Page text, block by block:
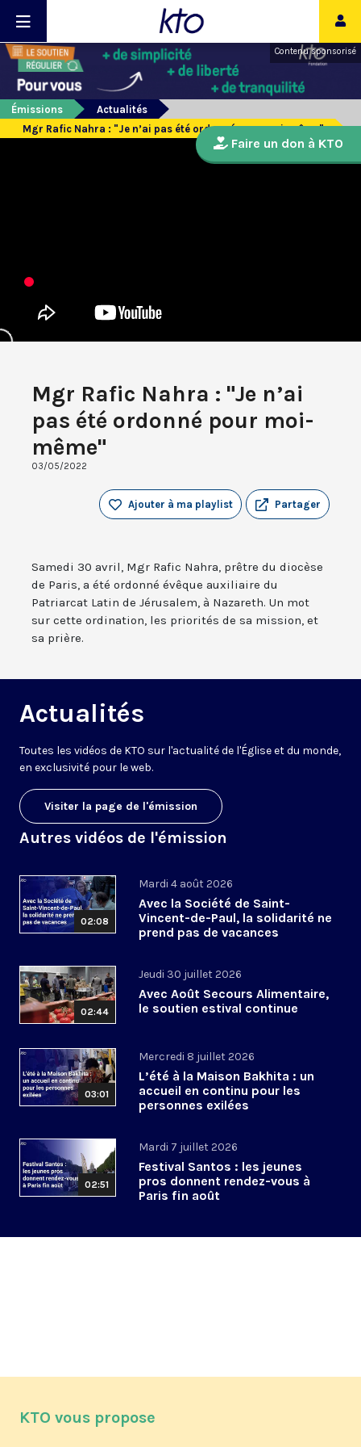
Contenu sponsorisé
Émissions
Actualités
Mgr Rafic Nahra : "Je n’ai pas été ordonné pour moi-même"
Mgr Rafic Nahra : "Je n’ai
pas été ordonné pour moi-
même"
03/05/2022
Partager
Ajouter à ma playlist
Samedi 30 avril, Mgr Rafic Nahra, prêtre du diocèse
de Paris, a été ordonné évêque auxiliaire du
Patriarcat Latin de Jérusalem, à Nazareth. Un mot
sur cette ordination, les priorités de sa mission, et
sa prière.
Actualités
Toutes les vidéos de KTO sur l'actualité de l'Église et du monde,
en exclusivité pour le web.
Visiter la page de l'émission
Autres vidéos de l'émission
02:08
Mardi 4 août 2026
Avec la Société de Saint-
Vincent-de-Paul, la solidarité ne
prend pas de vacances
02:44
Jeudi 30 juillet 2026
Avec Août Secours Alimentaire,
le soutien estival continue
03:01
Mercredi 8 juillet 2026
L’été à la Maison Bakhita : un
accueil en continu pour les
personnes exilées
02:51
Mardi 7 juillet 2026
Festival Santos : les jeunes
pros donnent rendez-vous à
Paris fin août
Faire un don à KTO
KTO vous propose